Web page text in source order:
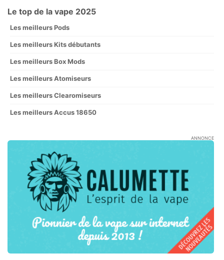
Le top de la vape 2025
Les meilleurs Pods
Les meilleurs Kits débutants
Les meilleurs Box Mods
Les meilleurs Atomiseurs
Les meilleurs Clearomiseurs
Les meilleurs Accus 18650
ANNONCE